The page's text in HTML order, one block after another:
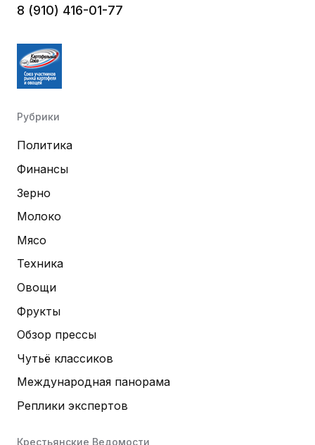
8 (910) 416-01-77
Рубрики
Политика
Финансы
Зерно
Молоко
Мясо
Техника
Овощи
Фрукты
Обзор прессы
Чутьё классиков
Международная панорама
Реплики экспертов
Крестьянские Ведомости